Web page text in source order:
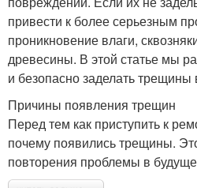
привести к более серьезным
проникновение влаги,
древесины. В этой статье мы
и безопасно заделать
Причины появления трещин
Перед тем как приступить к
почему появились трещины.
повторения проблемы в